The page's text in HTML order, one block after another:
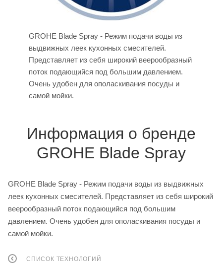
GROHE Blade Spray - Режим подачи воды из
выдвижных леек кухонных смесителей.
Представляет из себя широкий веерообразный
поток подающийся под большим давлением.
Очень удобен для ополаскивания посуды и
самой мойки.
Информация о бренде
GROHE Blade Spray
GROHE Blade Spray - Режим подачи воды из выдвижных
леек кухонных смесителей. Представляет из себя широкий
веерообразный поток подающийся под большим
давлением. Очень удобен для ополаскивания посуды и
самой мойки.
СПИСОК ТЕХНОЛОГИЙ